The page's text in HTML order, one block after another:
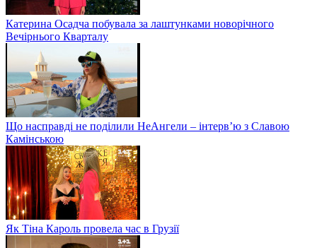
Катерина Осадча побувала за лаштунками новорічного
Вечірнього Кварталу
Що насправді не поділили НеАнгели – інтерв’ю з Славою
Камінською
Як Тіна Кароль провела час в Грузії